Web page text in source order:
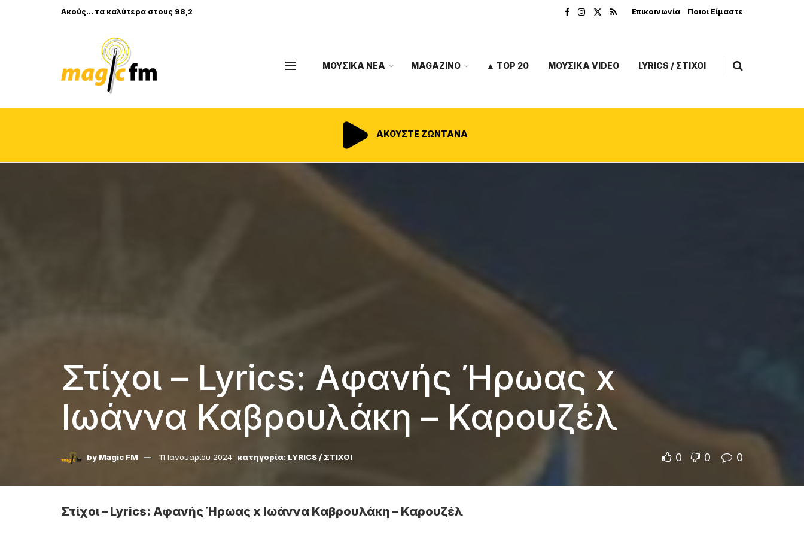
Ακούς... τα καλύτερα στους 98,2 Επικοινωνία Ποιοι Είμαστε
ΜΟΥΣΙΚΑ ΝΕΑ MAGAZINO ▲ TOP 20 ΜΟΥΣΙΚΑ VIDEO LYRICS / ΣΤΙΧΟΙ
ΑΚΟΥΣΤΕ ΖΩΝΤΑΝΑ
Στίχοι – Lyrics: Αφανής Ήρωας x
Ιωάννα Καβρουλάκη – Καρουζέλ
by Magic FM 11 Ιανουαρίου 2024 κατηγορία: LYRICS / ΣΤΙΧΟΙ 0 0 0
Στίχοι – Lyrics: Αφανής Ήρωας x Ιωάννα Καβρουλάκη – Καρουζέλ